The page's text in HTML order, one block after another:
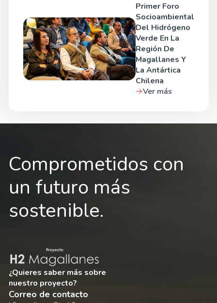
Primer Foro
Socioambiental
Del Hidrógeno
Verde En La
Región De
Magallanes Y
La Antártica
Chilena
Ver más
Comprometidos con
un futuro más
sostenible.
¿Quieres saber más sobre
nuestro proyecto?
Correo de contacto